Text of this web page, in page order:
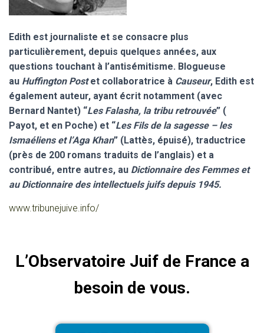
Edith est journaliste et se consacre plus
particulièrement, depuis quelques années, aux
questions touchant à l’antisémitisme. Blogueuse
au Huffington Postet collaboratrice à Causeur, Edith est
également auteur, ayant écrit notamment (avec
Bernard Nantet) “Les Falasha, la tribu retrouvée” (
Payot, et en Poche) et “Les Fils de la sagesse – les
Ismaéliens et l’Aga Khan” (Lattès, épuisé), traductrice
(près de 200 romans traduits de l’anglais) et a
contribué, entre autres, au Dictionnaire des Femmes et
au Dictionnaire des intellectuels juifs depuis 1945.
www.tribunejuive.info/
L’Observatoire Juif de France a
besoin de vous.